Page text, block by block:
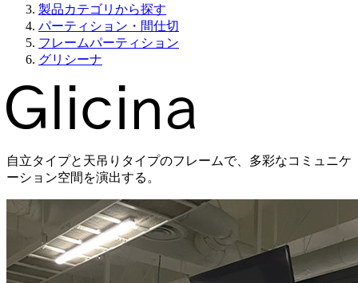
製品カテゴリから探す
パーティション・間仕切
フレームパーティション
グリシーナ
自立タイプと天吊りタイプのフレームで、多彩なコミュニケ
ーション空間を演出する。